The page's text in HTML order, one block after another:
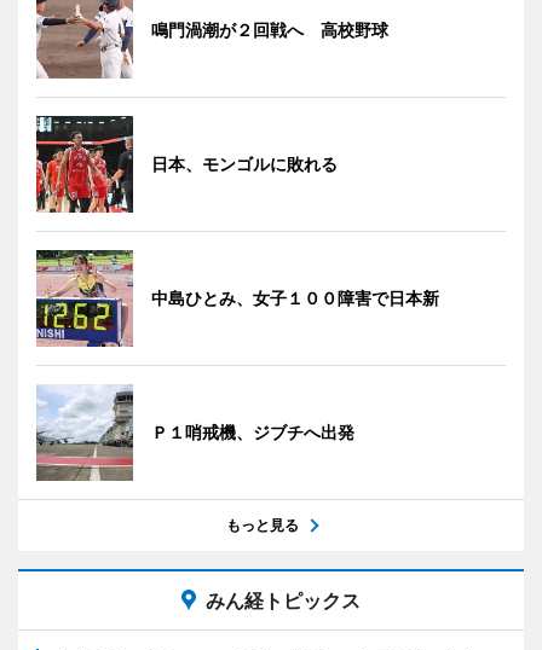
鳴門渦潮が２回戦へ 高校野球
日本、モンゴルに敗れる
中島ひとみ、女子１００障害で日本新
Ｐ１哨戒機、ジブチへ出発
もっと見る
みん経トピックス